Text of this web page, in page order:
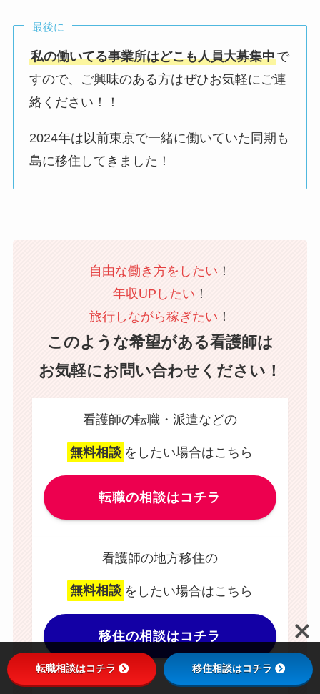
最後に
私の働いてる事業所はどこも人員大募集中で
すので、ご興味のある方はぜひお気軽にご連
絡ください！！
2024年は以前東京で一緒に働いていた同期も
島に移住してきました！
自由な働き方をしたい ！
年収UPしたい ！
旅行しながら稼ぎたい ！
このような希望がある看護師は
お気軽にお問い合わせください！
看護師の転職・派遣などの
無料相談 をしたい場合はこちら
転職の相談はコチラ
看護師の地方移住の
無料相談 をしたい場合はこちら
移住の相談はコチラ
転職相談はコチラ 移住相談はコチラ